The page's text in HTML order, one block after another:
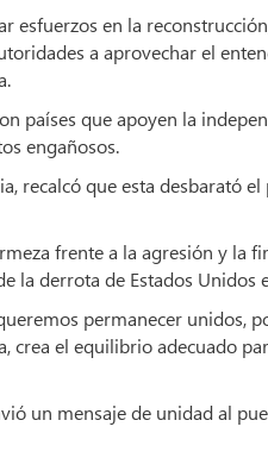
esfuerzos en la
a aprovechar el
países que apoyen la
engañosos.
recalcó que esta desbarató
frente a la agresión y
la derrota de Estados Unidos
permanecer unidos,
crea el equilibrio adecuado
un mensaje de unidad al